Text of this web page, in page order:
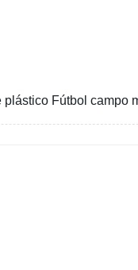
plástico Fútbol campo